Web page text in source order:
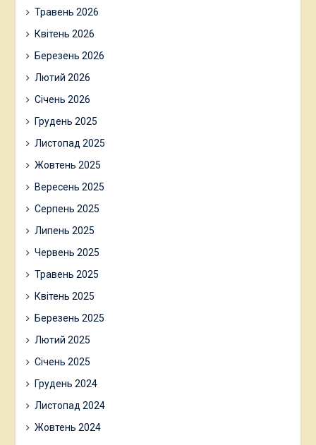
Травень 2026
Квітень 2026
Березень 2026
Лютий 2026
Січень 2026
Грудень 2025
Листопад 2025
Жовтень 2025
Вересень 2025
Серпень 2025
Липень 2025
Червень 2025
Травень 2025
Квітень 2025
Березень 2025
Лютий 2025
Січень 2025
Грудень 2024
Листопад 2024
Жовтень 2024